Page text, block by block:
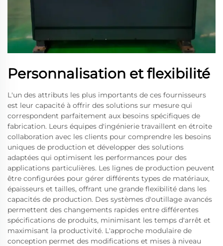
Personnalisation et flexibilité
L'un des attributs les plus importants de ces fournisseurs
est leur capacité à offrir des solutions sur mesure qui
correspondent parfaitement aux besoins spécifiques de
fabrication. Leurs équipes d'ingénierie travaillent en étroite
collaboration avec les clients pour comprendre les besoins
uniques de production et développer des solutions
adaptées qui optimisent les performances pour des
applications particulières. Les lignes de production peuvent
être configurées pour gérer différents types de matériaux,
épaisseurs et tailles, offrant une grande flexibilité dans les
capacités de production. Des systèmes d'outillage avancés
permettent des changements rapides entre différentes
spécifications de produits, minimisant les temps d'arrêt et
maximisant la productivité. L'approche modulaire de
conception permet des modifications et mises à niveau